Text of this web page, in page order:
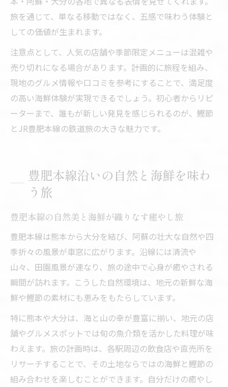
旅を通じて、単なる移動ではなく、五感で味わう体験と
しての価値が生まれます。
注意点として、人気の店舗や季節限定メニューは混雑や
売り切れになる場合があります。計画的に旅程を組み、
現地のグルメ情報や口コミを参考にすることで、満足度
の高い海鮮体験が実現できるでしょう。初心者からリピ
ーターまで、誰もが新しい発見を感じられるのが、鰹節
とJR豊肥本線の鉄道旅の大きな魅力です。
豊肥本線沿いの自然と海鮮を味わ
う旅
豊肥本線の自然美と海鮮が織りなす癒やし旅
豊肥本線は熊本から大分を結び、阿蘇の壮大な自然や四
季折々の風景が車窓に広がります。沿線には清流や
山々、田園風景が連なり、旅の途中で心身が癒やされる
瞬間が訪れます。こうした自然環境は、地元の新鮮な海
鮮や鰹節の素材にも恵みをもたらしています。
特に熊本や大分は、海と山の幸が豊富に揃い、地元の店
舗やグルメスポットでは旬の魚介類を活かした料理が味
わえます。旅の計画時は、各駅周辺の飲食店や直売所を
リサーチすることで、その土地ならではの海鮮と鰹節の
組み合わせを楽しむことができます。自分だけの癒やし